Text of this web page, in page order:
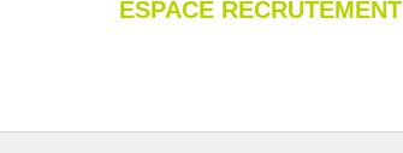
ESPACE RECRUTEMENT